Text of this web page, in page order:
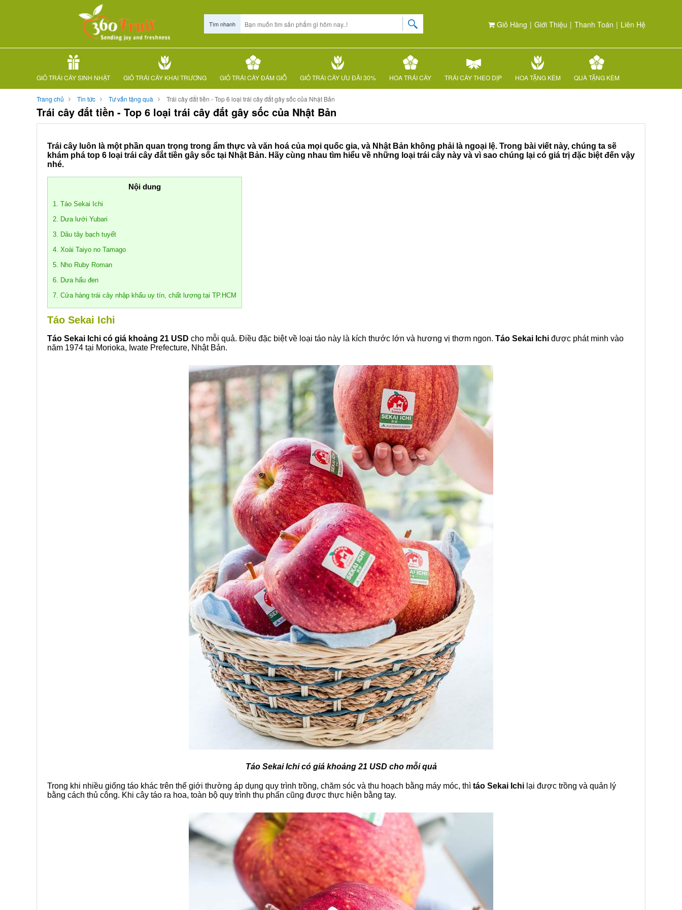
Giỏ Hàng | Giới Thiệu | Thanh Toán | Liên Hệ
Tìm nhanh
GIỎ TRÁI CÂY SINH NHẬT GIỎ TRÁI CÂY KHAI TRƯƠNG GIỎ TRÁI CÂY ĐÁM GIỖ GIỎ TRÁI CÂY ƯU ĐÃI 30% HOA TRÁI CÂY TRÁI CÂY THEO DỊP HOA TẶNG KÈM QUÀ TẶNG KÈM
Trang chủ Tin tức Tư vấn tặng quà Trái cây đắt tiền - Top 6 loại trái cây đắt gây sốc của Nhật Bản
Trái cây đắt tiền - Top 6 loại trái cây đắt gây sốc của Nhật Bản
Trái cây luôn là một phần quan trọng trong ẩm thực và văn hoá của mọi quốc gia, và Nhật Bản không phải là ngoại lệ. Trong bài viết này, chúng ta sẽ
khám phá top 6 loại trái cây đắt tiền gây sốc tại Nhật Bản. Hãy cùng nhau tìm hiểu về những loại trái cây này và vì sao chúng lại có giá trị đặc biệt đến vậy
nhé.
Nội dung
1. Táo Sekai Ichi
2. Dưa lưới Yubari
3. Dâu tây bạch tuyết
4. Xoài Taiyo no Tamago
5. Nho Ruby Roman
6. Dưa hấu đen
7. Cửa hàng trái cây nhập khẩu uy tín, chất lượng tại TP.HCM
Táo Sekai Ichi
Táo Sekai Ichi có giá khoảng 21 USD cho mỗi quả. Điều đặc biệt về loại táo này là kích thước lớn và hương vị thơm ngon. Táo Sekai Ichi được phát minh vào
năm 1974 tại Morioka, Iwate Prefecture, Nhật Bản.
Táo Sekai Ichi có giá khoảng 21 USD cho mỗi quả
Trong khi nhiều giống táo khác trên thế giới thường áp dụng quy trình trồng, chăm sóc và thu hoạch bằng máy móc, thì táo Sekai Ichi lại được trồng và quản lý
bằng cách thủ công. Khi cây táo ra hoa, toàn bộ quy trình thụ phấn cũng được thực hiện bằng tay.